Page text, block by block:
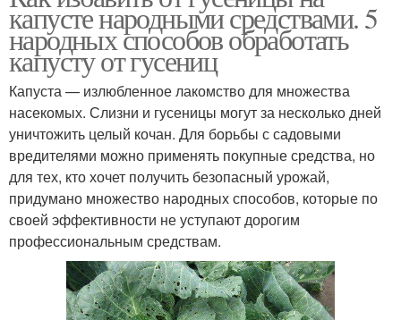
капусте народными средствами. 5
народных способов обработать
капусту от гусениц
Капуста — излюбленное лакомство для множества
насекомых. Слизни и гусеницы могут за несколько дней
уничтожить целый кочан. Для борьбы с садовыми
вредителями можно применять покупные средства, но
для тех, кто хочет получить безопасный урожай,
придумано множество народных способов, которые по
своей эффективности не уступают дорогим
профессиональным средствам.